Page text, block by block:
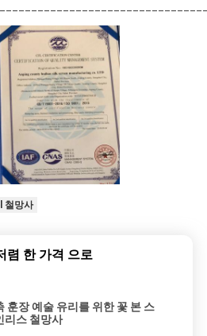
철망사
렴 한 가격 으로
훈장 예술 유리를 위한 꽃 본 스
리스 철망사